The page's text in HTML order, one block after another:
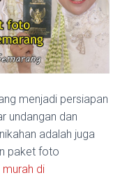
menjadi persiapan
undangan dan
adalah juga
paket foto
di